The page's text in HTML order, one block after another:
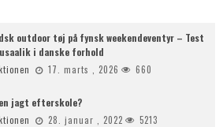
outdoor tøj på fynsk weekendeventyr – Test
i danske forhold
17. marts , 2026 660
jagt efterskole?
28. januar , 2022 5213